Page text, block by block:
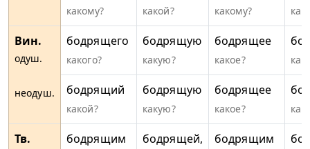
какому? какой? какому?
Вин.
одуш.
неодуш.
бодрящего
какого?
бодрящую
какую?
бодрящее
какое?
бодрящий
какой?
бодрящую
какую?
бодрящее
какое?
Тв. бодрящим
бодрящей,
бодрящим